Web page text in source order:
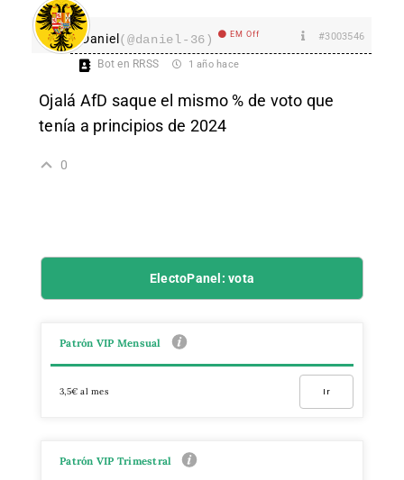
Daniel(@daniel-36) EM Off #3003546
Bot en RRSS 1 año hace
Ojalá AfD saque el mismo % de voto que
tenía a principios de 2024
0
ElectoPanel: vota
Patrón VIP Mensual
3,5€ al mes Ir
Patrón VIP Trimestral